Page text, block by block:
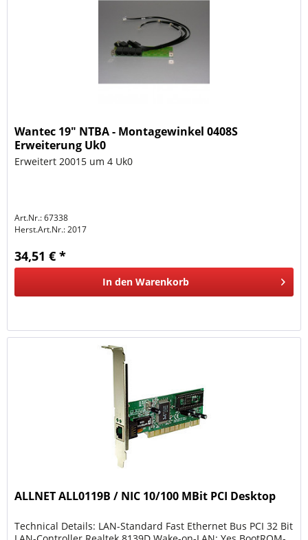
Wantec 19" NTBA - Montagewinkel 0408S
Erweiterung Uk0
Erweitert 20015 um 4 Uk0
Art.Nr.: 67338
Herst.Art.Nr.:2017
34,51 € *
In den Warenkorb
ALLNET ALL0119B / NIC 10/100 MBit PCI Desktop
Technical Details: LAN-Standard Fast Ethernet Bus PCI 32 Bit